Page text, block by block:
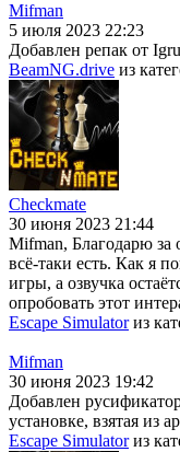
Mifman
5 июля 2023 22:23
Добавлен репак от
BeamNG.drive из
Checkmate
30 июня 2023 21:44
Mifman, Благодарю за
всё-таки есть. Как я
игры, а озвучка
опробовать этот
Escape Simulatorиз
Mifman
30 июня 2023 19:42
Добавлен
установке, взятая из
Escape Simulatorиз